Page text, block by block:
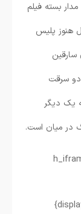
بسته فیلم
هنوز پلیس
سارقین
دو سرقت
یک دیگر
در میان است.